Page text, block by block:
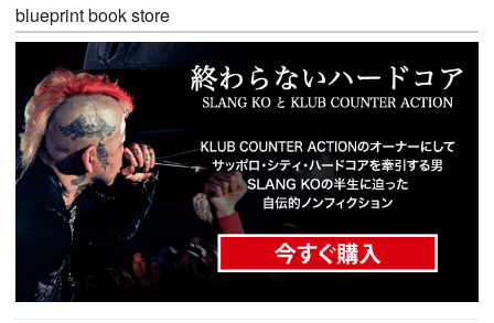
blueprint book store